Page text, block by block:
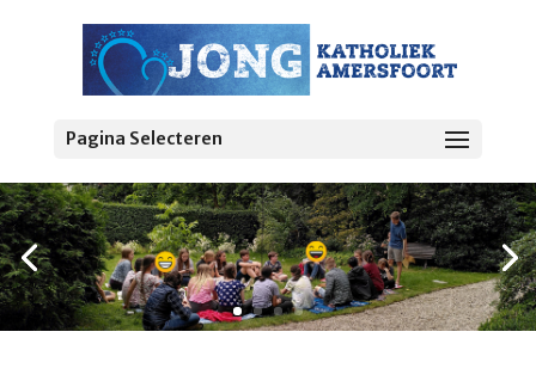
Pagina Selecteren